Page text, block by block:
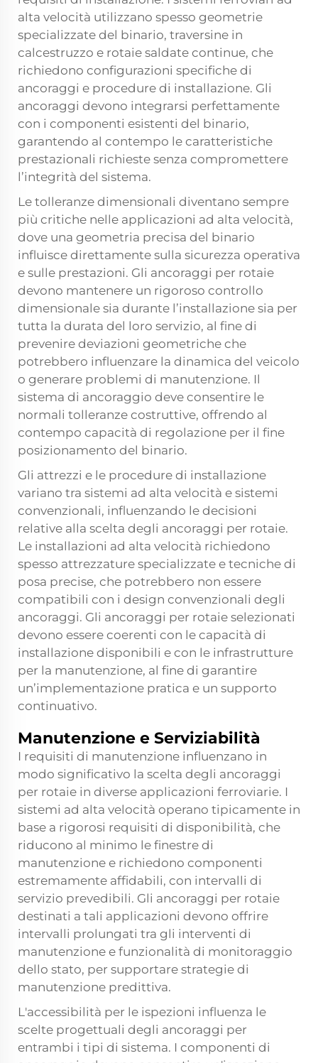
alta velocità utilizzano spesso geometrie
specializzate del binario, traversine in
calcestruzzo e rotaie saldate continue, che
richiedono configurazioni specifiche di
ancoraggi e procedure di installazione. Gli
ancoraggi devono integrarsi perfettamente
con i componenti esistenti del binario,
garantendo al contempo le caratteristiche
prestazionali richieste senza compromettere
l’integrità del sistema.
Le tolleranze dimensionali diventano sempre
più critiche nelle applicazioni ad alta velocità,
dove una geometria precisa del binario
influisce direttamente sulla sicurezza operativa
e sulle prestazioni. Gli ancoraggi per rotaie
devono mantenere un rigoroso controllo
dimensionale sia durante l’installazione sia per
tutta la durata del loro servizio, al fine di
prevenire deviazioni geometriche che
potrebbero influenzare la dinamica del veicolo
o generare problemi di manutenzione. Il
sistema di ancoraggio deve consentire le
normali tolleranze costruttive, offrendo al
contempo capacità di regolazione per il fine
posizionamento del binario.
Gli attrezzi e le procedure di installazione
variano tra sistemi ad alta velocità e sistemi
convenzionali, influenzando le decisioni
relative alla scelta degli ancoraggi per rotaie.
Le installazioni ad alta velocità richiedono
spesso attrezzature specializzate e tecniche di
posa precise, che potrebbero non essere
compatibili con i design convenzionali degli
ancoraggi. Gli ancoraggi per rotaie selezionati
devono essere coerenti con le capacità di
installazione disponibili e con le infrastrutture
per la manutenzione, al fine di garantire
un’implementazione pratica e un supporto
continuativo.
Manutenzione e Serviziabilità
I requisiti di manutenzione influenzano in
modo significativo la scelta degli ancoraggi
per rotaie in diverse applicazioni ferroviarie. I
sistemi ad alta velocità operano tipicamente in
base a rigorosi requisiti di disponibilità, che
riducono al minimo le finestre di
manutenzione e richiedono componenti
estremamente affidabili, con intervalli di
servizio prevedibili. Gli ancoraggi per rotaie
destinati a tali applicazioni devono offrire
intervalli prolungati tra gli interventi di
manutenzione e funzionalità di monitoraggio
dello stato, per supportare strategie di
manutenzione predittiva.
L'accessibilità per le ispezioni influenza le
scelte progettuali degli ancoraggi per
entrambi i tipi di sistema. I componenti di